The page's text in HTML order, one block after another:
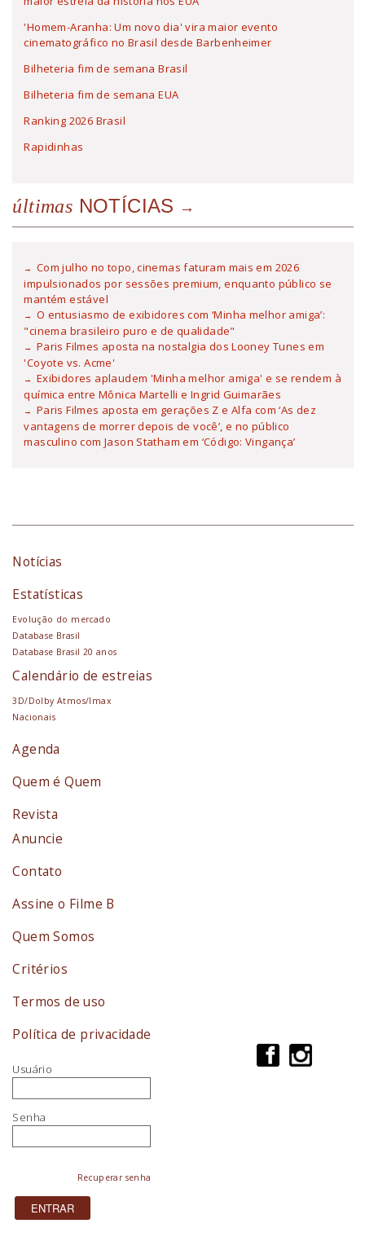
'Homem-Aranha: Um novo dia' vira maior evento
cinematográfico no Brasil desde Barbenheimer
Bilheteria fim de semana Brasil
Bilheteria fim de semana EUA
Ranking 2026 Brasil
Rapidinhas
últimas NOTÍCIAS
Com julho no topo, cinemas faturam mais em 2026
impulsionados por sessões premium, enquanto público se
mantém estável
O entusiasmo de exibidores com ‘Minha melhor amiga’:
"cinema brasileiro puro e de qualidade"
Paris Filmes aposta na nostalgia dos Looney Tunes em
'Coyote vs. Acme'
Exibidores aplaudem 'Minha melhor amiga' e se rendem à
química entre Mônica Martelli e Ingrid Guimarães
Paris Filmes aposta em gerações Z e Alfa com ‘As dez
vantagens de morrer depois de você’, e no público
masculino com Jason Statham em ‘Código: Vingança’
Notícias
Estatísticas
Evolução do mercado
Database Brasil
Database Brasil 20 anos
Calendário de estreias
3D/Dolby Atmos/Imax
Nacionais
Agenda
Quem é Quem
Revista
Anuncie
Contato
Assine o Filme B
Quem Somos
Critérios
Termos de uso
Política de privacidade
Usuário
Senha
Recuperar senha